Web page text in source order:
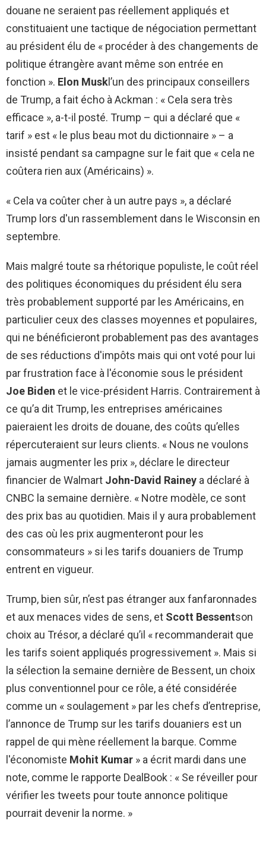
douane ne seraient pas réellement appliqués et
constituaient une tactique de négociation permettant
au président élu de « procéder à des changements de
politique étrangère avant même son entrée en
fonction ». Elon Muskl’un des principaux conseillers
de Trump, a fait écho à Ackman : « Cela sera très
efficace », a-t-il posté. Trump – qui a déclaré que «
tarif » est « le plus beau mot du dictionnaire » – a
insisté pendant sa campagne sur le fait que « cela ne
coûtera rien aux (Américains) ».
« Cela va coûter cher à un autre pays », a déclaré
Trump lors d'un rassemblement dans le Wisconsin en
septembre.
Mais malgré toute sa rhétorique populiste, le coût réel
des politiques économiques du président élu sera
très probablement supporté par les Américains, en
particulier ceux des classes moyennes et populaires,
qui ne bénéficieront probablement pas des avantages
de ses réductions d'impôts mais qui ont voté pour lui
par frustration face à l'économie sous le président
Joe Biden et le vice-président Harris. Contrairement à
ce qu’a dit Trump, les entreprises américaines
paieraient les droits de douane, des coûts qu’elles
répercuteraient sur leurs clients. « Nous ne voulons
jamais augmenter les prix », déclare le directeur
financier de Walmart John-David Rainey a déclaré à
CNBC la semaine dernière. « Notre modèle, ce sont
des prix bas au quotidien. Mais il y aura probablement
des cas où les prix augmenteront pour les
consommateurs » si les tarifs douaniers de Trump
entrent en vigueur.
Trump, bien sûr, n’est pas étranger aux fanfaronnades
et aux menaces vides de sens, et Scott Bessentson
choix au Trésor, a déclaré qu’il « recommanderait que
les tarifs soient appliqués progressivement ». Mais si
la sélection la semaine dernière de Bessent, un choix
plus conventionnel pour ce rôle, a été considérée
comme un « soulagement » par les chefs d’entreprise,
l’annonce de Trump sur les tarifs douaniers est un
rappel de qui mène réellement la barque. Comme
l'économiste Mohit Kumar » a écrit mardi dans une
note, comme le rapporte DealBook : « Se réveiller pour
vérifier les tweets pour toute annonce politique
pourrait devenir la norme. »